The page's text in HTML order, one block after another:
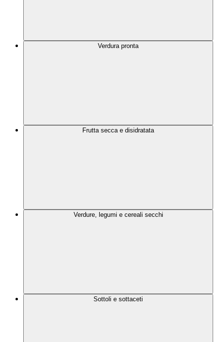
Verdura pronta
Frutta secca e disidratata
Verdure, legumi e cereali secchi
Sottoli e sottaceti